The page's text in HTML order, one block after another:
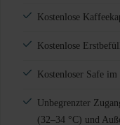
Kostenlose
Kostenlose
Kostenloser Safe
Unbegrenzter
(32–34 °C) und